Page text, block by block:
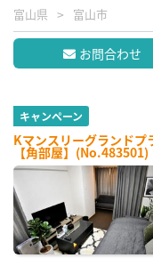
富山県 富山市
お問合わせ
キャンペーン
Kマンスリーグランドプ
【角部屋】(No.483501)